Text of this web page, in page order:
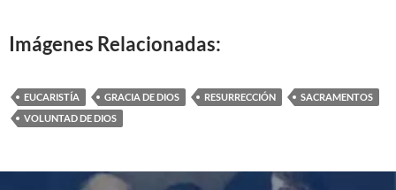
Imágenes Relacionadas:
EUCARISTÍA GRACIA DE DIOS RESURRECCIÓN
SACRAMENTOS
VOLUNTAD DE DIOS